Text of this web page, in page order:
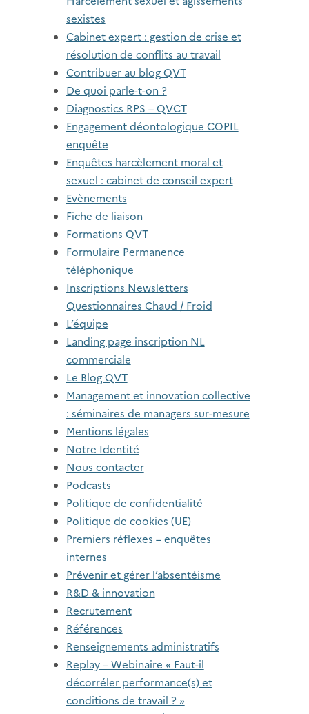
sexistes
Cabinet expert : gestion de crise et
résolution de conflits au travail
Contribuer au blog QVT
De quoi parle-t-on ?
Diagnostics RPS – QVCT
Engagement déontologique COPIL
enquête
Enquêtes harcèlement moral et
sexuel : cabinet de conseil expert
Evènements
Fiche de liaison
Formations QVT
Formulaire Permanence
téléphonique
Inscriptions Newsletters
Questionnaires Chaud / Froid
L’équipe
Landing page inscription NL
commerciale
Le Blog QVT
Management et innovation collective
: séminaires de managers sur-mesure
Mentions légales
Notre Identité
Nous contacter
Podcasts
Politique de confidentialité
Politique de cookies (UE)
Premiers réflexes – enquêtes
internes
Prévenir et gérer l’absentéisme
R&D & innovation
Recrutement
Références
Renseignements administratifs
Replay – Webinaire « Faut-il
décorréler performance(s) et
conditions de travail ? »